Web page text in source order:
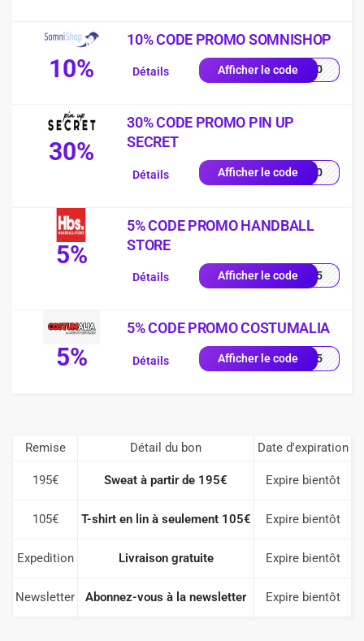
10%
10% CODE PROMO SOMNISHOP
Afficher le codep-10
Détails
30%
30% CODE PROMO PIN UP
SECRET
Afficher le codeUP30
Détails
5%
5% CODE PROMO HANDBALL
STORE
Afficher le codeAND5
Détails
5%
5% CODE PROMO COSTUMALIA
Afficher le codeTTT5
Détails
Remise Détail du bon Date d'expiration
195€ Sweat à partir de 195€ Expire bientôt
105€ T-shirt en lin à seulement 105€ Expire bientôt
Expedition Livraison gratuite Expire bientôt
Newsletter Abonnez-vous à la newsletter Expire bientôt